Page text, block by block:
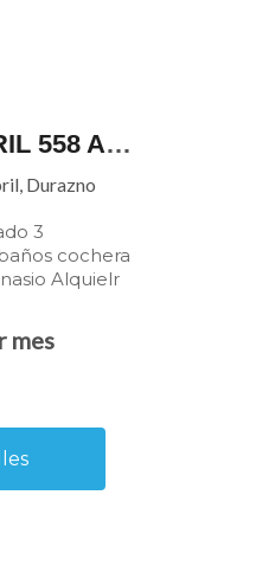
19 DE ABRIL 558 APART.106 - SEMI AMUEBLADO
Durazno
3
cochera
Alquielr
mes